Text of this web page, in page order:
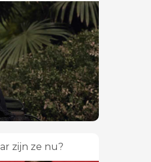
zijn ze nu?